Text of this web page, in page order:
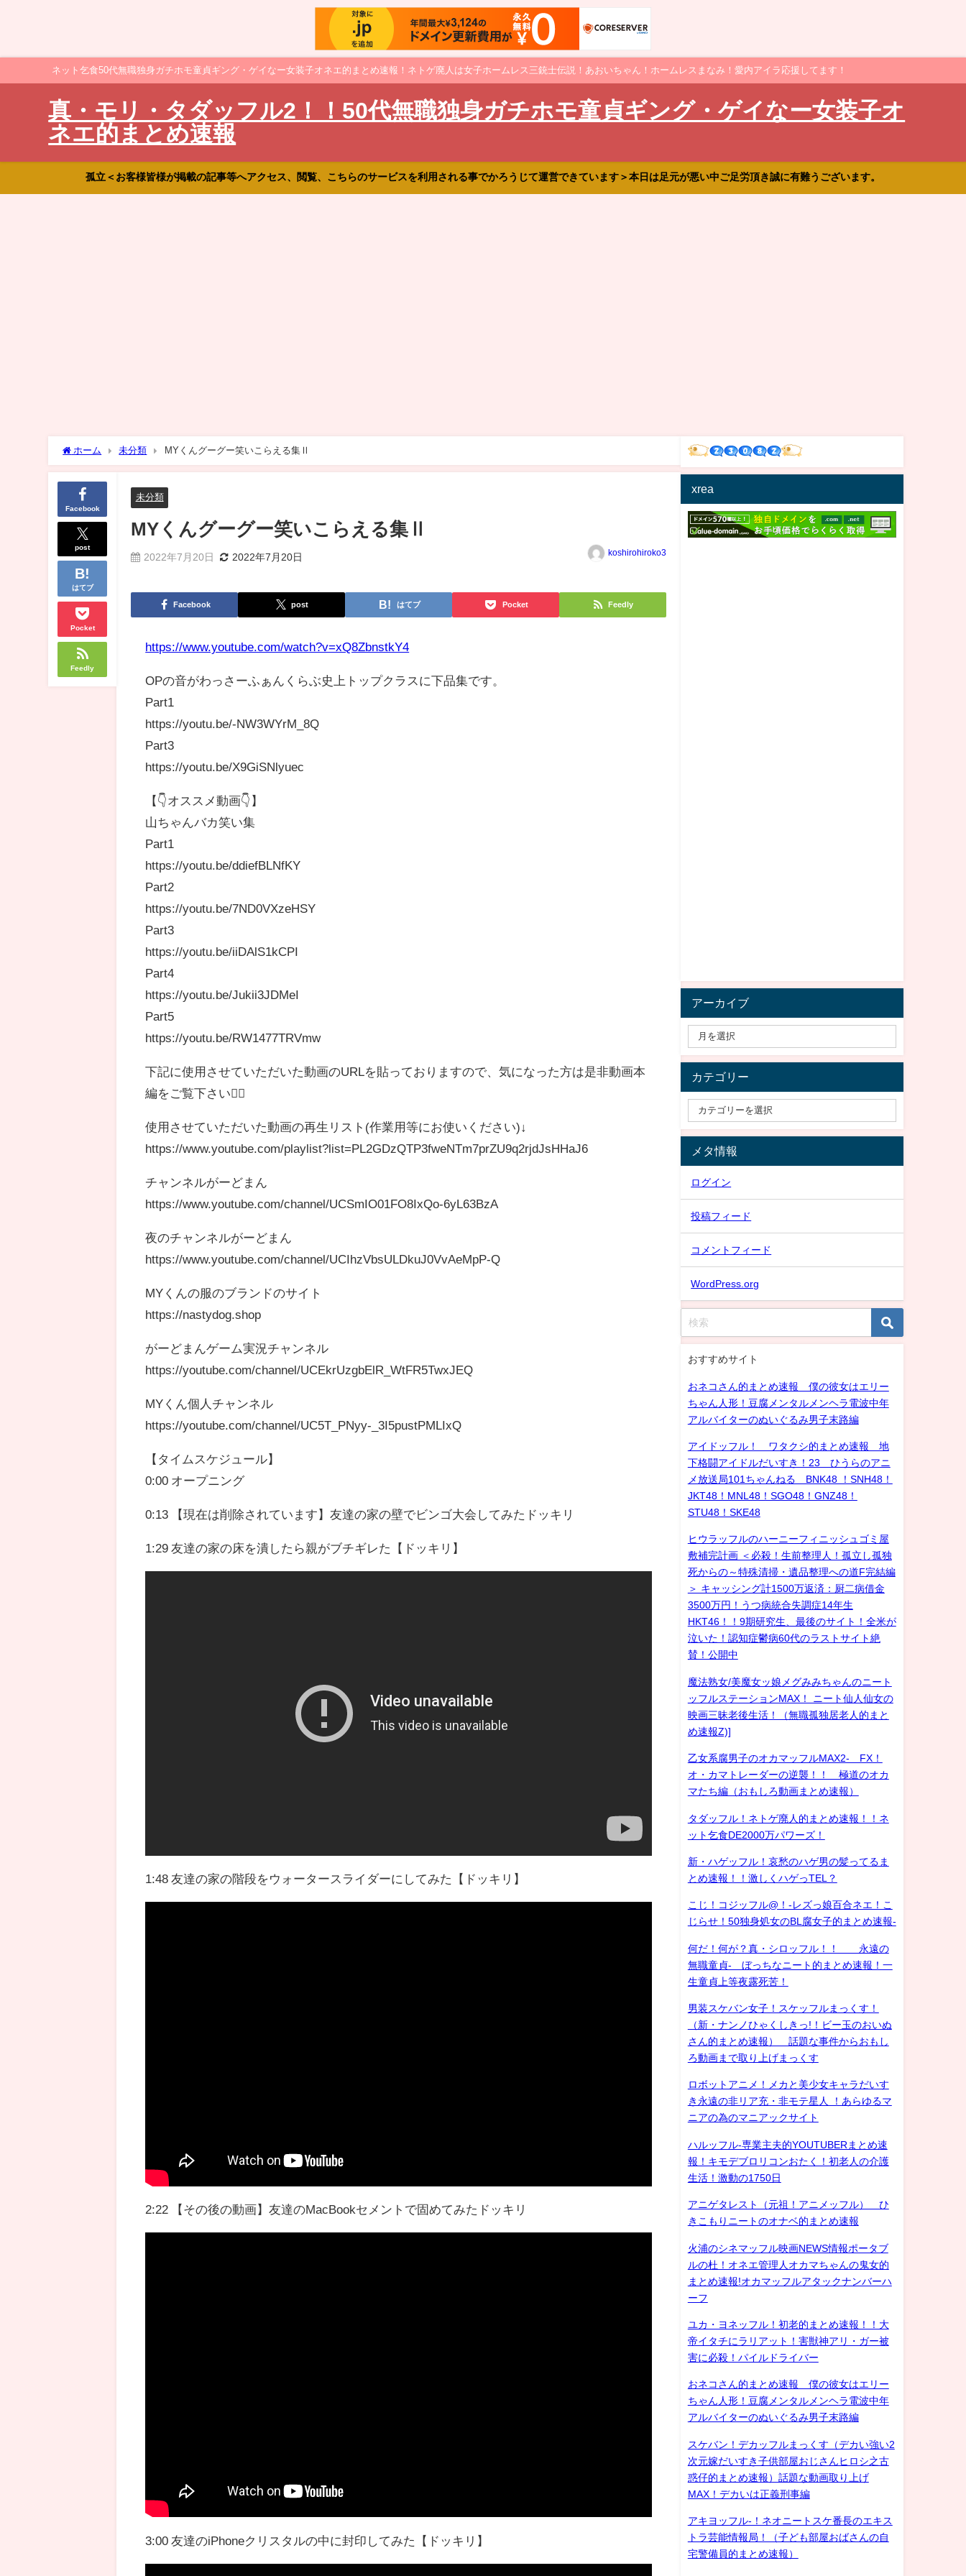
ネット乞食50代無職独身ガチホモ童貞ギング・ゲイなー女装子オネエ的まとめ速報！ネトゲ廃人は女子ホームレス三銃士伝説！あおいちゃん！ホームレスまなみ！愛内アイラ応援してます！
真・モリ・タダッフル2！！50代無職独身ガチホモ童貞ギング・ゲイなー女装子オ
ネエ的まとめ速報
孤立＜お客様皆様が掲載の記事等へアクセス、閲覧、こちらのサービスを利用される事でかろうじて運営できています＞本日は足元が悪い中ご足労頂き誠に有難うございます。
ホーム 未分類 MYくんグーグー笑いこらえる集Ⅱ
Facebook
post
はてブ
Pocket
Feedly
未分類
MYくんグーグー笑いこらえる集Ⅱ
2022年7月20日 2022年7月20日 koshirohiroko3
Facebook post はてブ Pocket Feedly
https://www.youtube.com/watch?v=xQ8ZbnstkY4
OPの音がわっさーふぁんくらぶ史上トップクラスに下品集です。
Part1
https://youtu.be/-NW3WYrM_8Q
Part3
https://youtu.be/X9GiSNlyuec
【👇オススメ動画👇】
山ちゃんバカ笑い集
Part1
https://youtu.be/ddiefBLNfKY
Part2
https://youtu.be/7ND0VXzeHSY
Part3
https://youtu.be/iiDAlS1kCPI
Part4
https://youtu.be/Jukii3JDMeI
Part5
https://youtu.be/RW1477TRVmw
下記に使用させていただいた動画のURLを貼っておりますので、気になった方は是非動画本
編をご覧下さい🙇‍♂️
使用させていただいた動画の再生リスト(作業用等にお使いください)↓
https://www.youtube.com/playlist?list=PL2GDzQTP3fweNTm7prZU9q2rjdJsHHaJ6
チャンネルがーどまん
https://www.youtube.com/channel/UCSmIO01FO8IxQo-6yL63BzA
夜のチャンネルがーどまん
https://www.youtube.com/channel/UCIhzVbsULDkuJ0VvAeMpP-Q
MYくんの服のブランドのサイト
https://nastydog.shop
がーどまんゲーム実況チャンネル
https://youtube.com/channel/UCEkrUzgbElR_WtFR5TwxJEQ
MYくん個人チャンネル
https://youtube.com/channel/UC5T_PNyy-_3I5pustPMLIxQ
【タイムスケジュール】
0:00 オープニング
0:13 【現在は削除されています】友達の家の壁でビンゴ大会してみたドッキリ
1:29 友達の家の床を潰したら親がブチギレた【ドッキリ】
1:48 友達の家の階段をウォータースライダーにしてみた【ドッキリ】
2:22 【その後の動画】友達のMacBookセメントで固めてみたドッキリ
3:00 友達のiPhoneクリスタルの中に封印してみた【ドッキリ】
xrea
アーカイブ
カテゴリー
メタ情報
ログイン
投稿フィード
コメントフィード
WordPress.org
おすすめサイト
おネコさん的まとめ速報 僕の彼女はエリー
ちゃん人形！豆腐メンタルメンヘラ電波中年
アルバイターのぬいぐるみ男子末路編
アイドッフル！ ワタクシ的まとめ速報 地
下格闘アイドルだいすき！23 ひうらのアニ
メ放送局101ちゃんねる BNK48 ！SNH48！
JKT48！MNL48！SGO48！GNZ48！
STU48！SKE48
ヒウラッフルのハーニーフィニッシュゴミ屋
敷補完計画 ＜必殺！生前整理人！孤立し孤独
死からの～特殊清掃・遺品整理への道F完結編
＞ キャッシング計1500万返済：厨二病借金
3500万円！うつ病統合失調症14年生
HKT46！！9期研究生、最後のサイト！全米が
泣いた！認知症鬱病60代のラストサイト絶
賛！公開中
魔法熟女/美魔女ッ娘メグみみちゃんのニート
ッフルステーションMAX！ ニート仙人仙女の
映画三昧老後生活！（無職孤独居老人的まと
め速報Z)]
乙女系腐男子のオカマッフルMAX2- FX！
オ・カマトレーダーの逆襲！！ 極道のオカ
マたち編（おもしろ動画まとめ速報）
タダッフル！ネトゲ廃人的まとめ速報！！ネ
ット乞食DE2000万パワーズ！
新・ハゲッフル！哀愁のハゲ男の髪ってるま
とめ速報！！激しくハゲっTEL？
こじ！コジッフル@！-レズっ娘百合ネエ！こ
じらせ！50独身処女のBL腐女子的まとめ速報-
何だ！何が？真・シロッフル！！ 永遠の
無職童貞- ぼっちなニート的まとめ速報！一
生童貞上等夜露死苦！
男装スケバン女子！スケッフルまっくす！
（新・ナンノひゃくしきっ!！ビー玉のおいぬ
さん的まとめ速報） 話題な事件からおもし
ろ動画まで取り上げまっくす
ロボットアニメ！メカと美少女キャラだいす
き永遠の非リア充・非モテ星人 ！あらゆるマ
ニアの為のマニアックサイト
ハルッフル-専業主夫的YOUTUBERまとめ速
報！キモデブロリコンおたく！初老人の介護
生活！激動の1750日
アニゲタレスト（元祖！アニメッフル） ひ
きこもりニートのオナベ的まとめ速報
火浦のシネマッフル映画NEWS情報ポータブ
ルの杜！オネエ管理人オカマちゃんの鬼女的
まとめ速報!オカマッフルアタックナンバーハ
ーフ
ユカ・ヨネッフル！初老的まとめ速報！！大
帝イタチにラリアット！害獣神アリ・ガー被
害に必殺！パイルドライバー
おネコさん的まとめ速報 僕の彼女はエリー
ちゃん人形！豆腐メンタルメンヘラ電波中年
アルバイターのぬいぐるみ男子末路編
スケバン！デカッフルまっくす（デカい強い2
次元嫁だいすき子供部屋おじさんヒロシ之古
惑仔的まとめ速報）話題な動画取り上げ
MAX！デカいは正義刑事編
アキヨッフル-！ネオニートスケ番長のエキス
トラ芸能情報局！（子ども部屋おばさんの自
宅警備員的まとめ速報）